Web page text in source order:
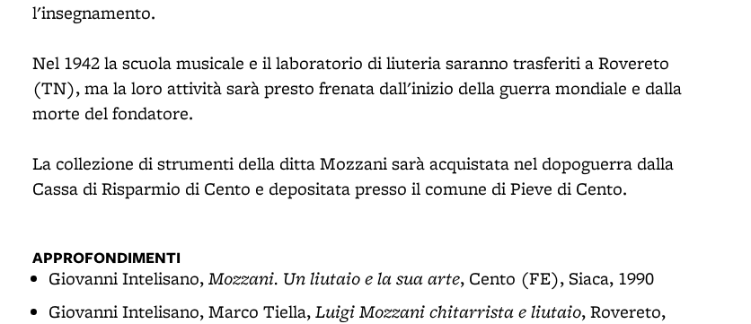
l'insegnamento.
Nel 1942 la scuola musicale e il laboratorio di liuteria saranno trasferiti a Rovereto
(TN), ma la loro attività sarà presto frenata dall'inizio della guerra mondiale e dalla
morte del fondatore.
La collezione di strumenti della ditta Mozzani sarà acquistata nel dopoguerra dalla
Cassa di Risparmio di Cento e depositata presso il comune di Pieve di Cento.
APPROFONDIMENTI
Giovanni Intelisano,Mozzani. Un liutaio e la sua arte, Cento (FE), Siaca, 1990
Giovanni Intelisano, Marco Tiella,Luigi Mozzani chitarrista e liutaio, Rovereto,